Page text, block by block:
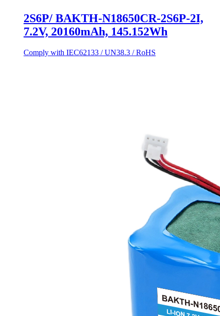
2S6P/ BAKTH-N18650CR-2S6P-2I,
7.2V, 20160mAh, 145.152Wh
Comply with IEC62133 / UN38.3 / RoHS